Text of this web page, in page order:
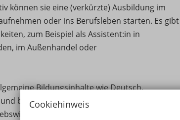
Cookiehinweis
können sie eine (verkürzte) Ausbildung im
oder ins Berufsleben starten. Es gibt
zum Beispiel als Assistent:in in
im Außenhandel oder
Bildungsinhalte wie Deutsch,
berufsbezogene Fächer wie
Büromanagement und